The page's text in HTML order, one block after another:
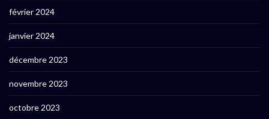
février 2024
janvier 2024
décembre 2023
novembre 2023
octobre 2023